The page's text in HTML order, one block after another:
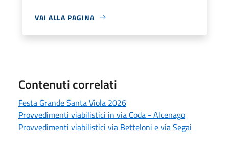
VAI ALLA PAGINA
Contenuti correlati
Festa Grande Santa Viola 2026
Provvedimenti viabilistici in via Coda - Alcenago
Provvedimenti viabilistici via Betteloni e via Segai